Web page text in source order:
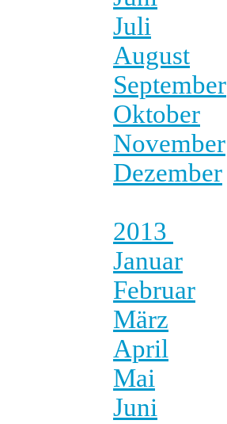
Juli
August
September
Oktober
November
Dezember
2013
Januar
Februar
März
April
Mai
Juni